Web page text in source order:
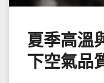
夏季高溫
下空氣品